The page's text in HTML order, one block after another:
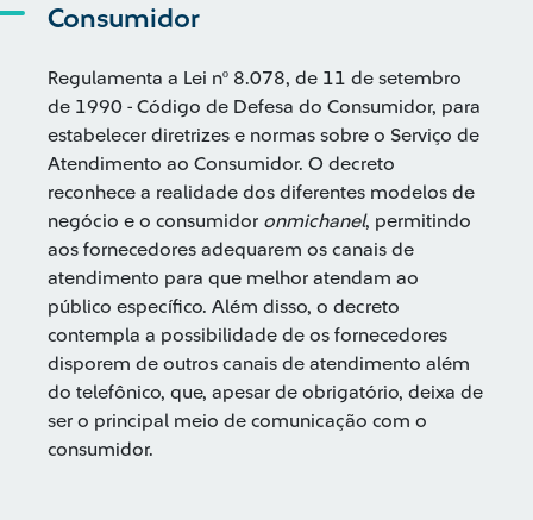
Consumidor
Regulamenta a Lei nº 8.078, de 11 de setembro
de 1990 - Código de Defesa do Consumidor, para
estabelecer diretrizes e normas sobre o Serviço de
Atendimento ao Consumidor. O decreto
reconhece a realidade dos diferentes modelos de
negócio e o consumidor onmichanel, permitindo
aos fornecedores adequarem os canais de
atendimento para que melhor atendam ao
público específico. Além disso, o decreto
contempla a possibilidade de os fornecedores
disporem de outros canais de atendimento além
do telefônico, que, apesar de obrigatório, deixa de
ser o principal meio de comunicação com o
consumidor.